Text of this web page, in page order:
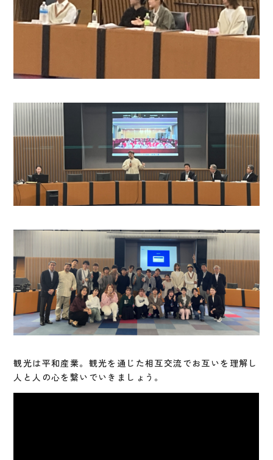
観光は平和産業。観光を通じた相互交流でお互いを理解し
人と人の心を繋いでいきましょう。